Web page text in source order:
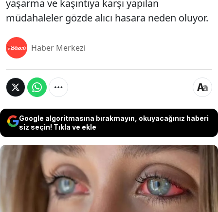
yaşarma ve kaşıntıya karşı yapılan
müdahaleler gözde alıcı hasara neden oluyor.
Haber Merkezi
Google algoritmasına bırakmayın, okuyacağınız haberi
siz seçin! Tıkla ve ekle
Göz sağlığı şakaya gelecek bir durum değildir.
Dünyayı net bir şekilde görmemizi sağlayan
gözlerimizi korumak bu sebeple oldukça önemlidir.
Ancak bahar ayları gelip de göz yaşarmaları ve
kaşıntılar başladığında herkes kendince doğru